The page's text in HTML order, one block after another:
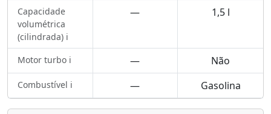
Capacidade
volumétrica
(cilindrada) ℹ️
— 1,5 l
Motor turbo ℹ️ — Não
Combustível ℹ️ — Gasolina